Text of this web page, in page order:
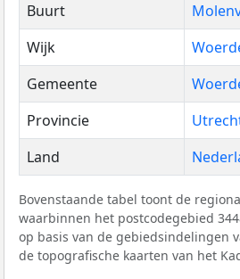
Buurt
Wijk
Gemeente
Provincie
Land
Bovenstaande tabel toont de
waarbinnen het postcodegebied
op basis van de gebiedsindelingen
de topografische kaarten van het